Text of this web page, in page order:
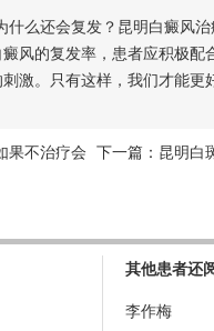
么还会复发？昆明白癜风治
风的复发率，患者应积极
激。只有这样，我们才能更
果不治疗会
下一篇： 昆明白
其他患者还
李作梅